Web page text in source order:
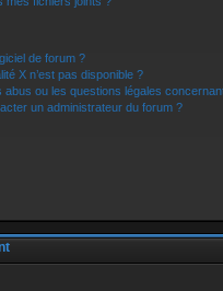
de forum ?
X n’est pas disponible ?
abus ou les questions légales
un administrateur du forum ?